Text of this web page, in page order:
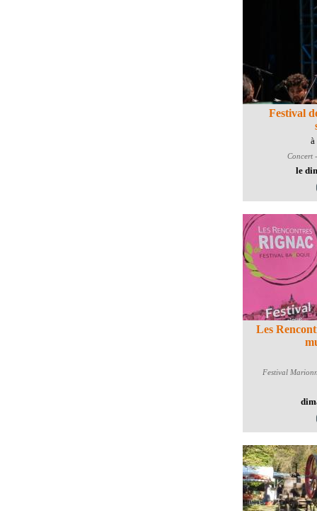
Festival
Concert
le
Les
Festival